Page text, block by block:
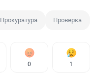
Прокуратура Проверка
0 1